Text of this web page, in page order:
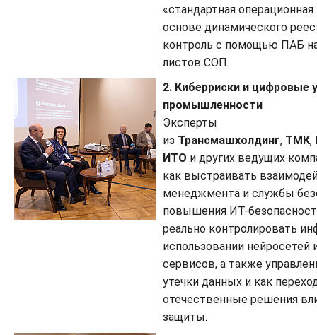
«стандартная
основе динамического
контроль с помощью ПАБ
листов СОП.
2. Киберриски и цифровые
промышленности
Эксперты
из Трансмашхолдинг, ТМК,
ИТО и других ведущих
как выстраивать
менеджмента и службы
повышения ИТ-
реально контролировать
использовании нейросетей
сервисов, а также
утечки данных и как
отечественные решения
защиты.